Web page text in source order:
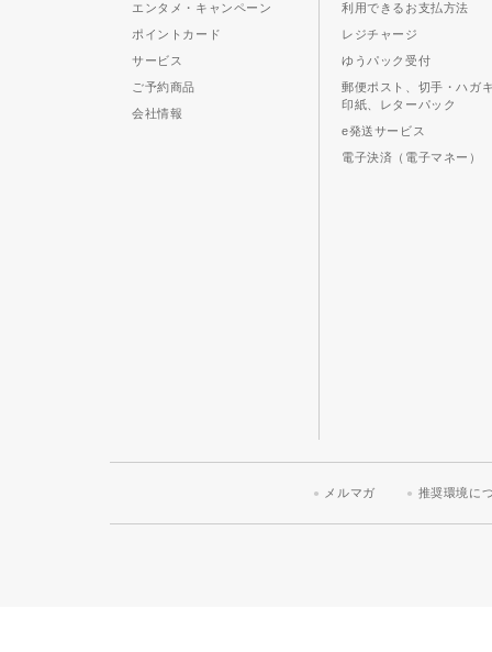
エンタメ・キャンペーン
ポイントカード
サービス
ご予約商品
会社情報
利用できるお支払方法
レジチャージ
ゆうパック受付
郵便ポスト、切手・ハガ
印紙、レターパック
e発送サービス
電子決済（電子マネー）
メルマガ 推奨環境に